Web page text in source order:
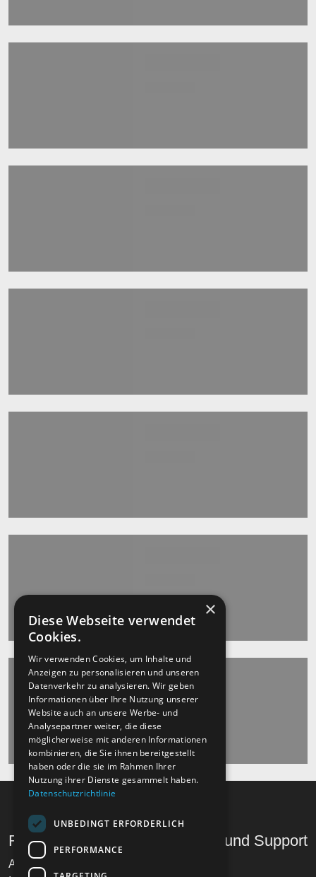
Recht und Ordnung
AGB
Hilfe und Support
×
Diese Webseite verwendet
Cookies.
Wir verwenden Cookies, um Inhalte und
Anzeigen zu personalisieren und unseren
Datenverkehr zu analysieren. Wir geben
Informationen über Ihre Nutzung unserer
Website auch an unsere Werbe- und
Analysepartner weiter, die diese
möglicherweise mit anderen Informationen
kombinieren, die Sie ihnen bereitgestellt
haben oder die sie im Rahmen Ihrer
Nutzung ihrer Dienste gesammelt haben.
Datenschutzrichtlinie
UNBEDINGT ERFORDERLICH
PERFORMANCE